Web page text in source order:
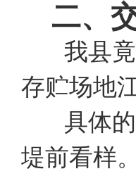
二、
我县
存贮场地
具体
堤前看样。